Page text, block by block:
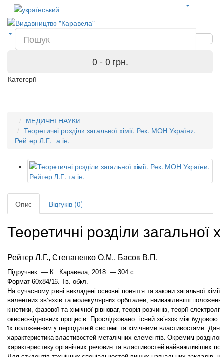
0 - 0 грн.
Категорії
МЕДИЧНІ НАУКИ
Теоретичні розділи загальної хімії. Рек. МОН України.
Рейтер Л.Г. та ін.
Опис Відгуків (0)
Теоретичні розділи загальної
Рейтер Л.Г., Степаненко О.М., Басов В.П.
Підручник. — К.: Каравела, 2018. — 304 с.
Формат 60х84/16. Тв. обкл.
На сучасному рівні викладені основні поняття та закони загальної
валентних зв’язків та молекулярних орбіталей, найважливіші
кінетики, фазової та хімічної рівноваг, теорія розчинів, теорії
окисно-відновних процесів. Прослідковано тісний зв’язок між будовою
їх положенням у періодичній системі та хімічними властивостями.
характеристика властивостей металічних елементів. Окремим
характеристику органічних речовин та властивостей найважливіших